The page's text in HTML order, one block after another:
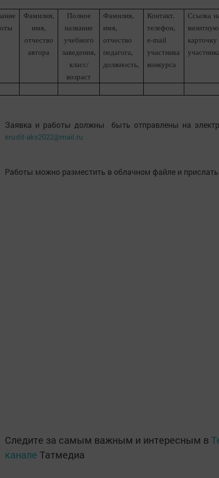
Фамилия,
имя,
отчество
автора
Полное
название
учебного
заведения,
класс/
возраст
Фамилия,
имя,
отчество
педагога,
должность,
Контакт.
телефон,
e-mail
участника
конкурса
Ссылка
визитную
карточку
Заявка и работы должны быть отправлены на
erudit-aks2022@mail.ru
Работы можно разместить в облачном файле и
Следите за самым важным и интересным в
канале Татмедиа